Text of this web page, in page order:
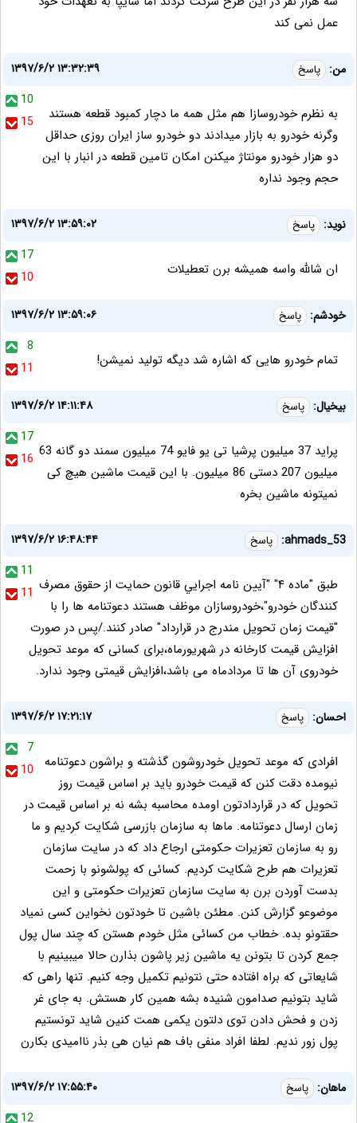
عمل نمی کند
من: پاسخ
۱۳۹۷/۶/۲ ۱۳:۳۲:۳۹
10
15
به نظرم خودروسازا هم مثل همه ما دچار کمبود قطعه هستند
وگرنه خودرو به بازار میدادند دو خودرو ساز ایران روزی حداقل
دو هزار خودرو مونتاژ میکنن امکان تامین قطعه در انبار با این
حجم وجود نداره
نوید: پاسخ
۱۳۹۷/۶/۲ ۱۳:۵۹:۰۲
17
10
ان شالله واسه همیشه برن تعطیلات
خودشم: پاسخ
۱۳۹۷/۶/۲ ۱۳:۵۹:۰۶
8
11
تمام خودرو هایی که اشاره شد دیگه تولید نمیشن!
بیخیال: پاسخ
۱۳۹۷/۶/۲ ۱۴:۱۱:۴۸
17
16 پراید 37 میلیون پرشیا تی یو فایو 74 میلیون سمند دو گانه 63
میلیون 207 دستی 86 میلیون. با این قیمت ماشین هیچ کی
نمیتونه ماشین بخره
ahmads_53: پاسخ
۱۳۹۷/۶/۲ ۱۶:۴۸:۴۴
11
11 طبق "ماده ۴" "آيين نامه اجرايي قانون حمايت از حقوق مصرف
کنندگان خودرو"،خودروسازان موظف هستند دعوتنامه ها را با
"قيمت زمان تحويل مندرج در قرارداد" صادر کنند./پس در صورت
افزایش قیمت کارخانه در شهریورماه،برای کسانی که موعد تحویل
خودروی آن ها تا مردادماه می باشد،افزایش قیمتی وجود ندارد.
احسان: پاسخ
۱۳۹۷/۶/۲ ۱۷:۲۱:۱۷
7
10
افرادی که موعد تحویل خودروشون گذشته و براشون دعوتنامه
نیومده دقت کنن که قیمت خودرو باید بر اساس قیمت روز
تحویل که در قراردادتون اومده محاسبه بشه نه بر اساس قیمت در
زمان ارسال دعوتنامه. ماها به سازمان بازرسی شکایت کردیم و ما
رو به سازمان تعزیرات حکومتی ارجاع داد که در سایت سازمان
تعزیرات هم طرح شکایت کردیم. کسائی که پولشونو با زحمت
بدست آوردن برن به سایت سازمان تعزیرات حکومتی و این
موضوعو گزارش کنن. مطئن باشین تا خودتون نخواین کسی نمیاد
حقتونو بده. خطاب من کسائی مثل خودم هستن که چند سال پول
جمع کردن تا بتونن یه ماشین زیر پاشون بذارن حالا میبینیم با
شایعاتی که براه افتاده حتی نتونیم تکمیل وجه کنیم. تنها راهی که
شاید بتونیم صدامون شنیده بشه همین کار هستش. به جای غر
زدن و فحش دادن توی دلتون یکمی همت کنین شاید تونستیم
پول زور ندیم. لطفا افراد منفی باف هم نیان هی بذر ناامیدی بکارن
ماهان: پاسخ
۱۳۹۷/۶/۲ ۱۷:۵۵:۴۰
12